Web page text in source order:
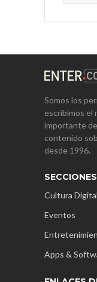
Somos los
escribimos el
importante
contenido
desde 1996.
Cultura Digital
Eventos
Apps &